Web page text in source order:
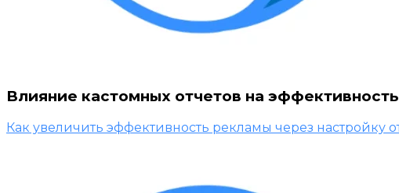
Влияние кастомных отчетов на
Как увеличить эффективность рекламы через настройку